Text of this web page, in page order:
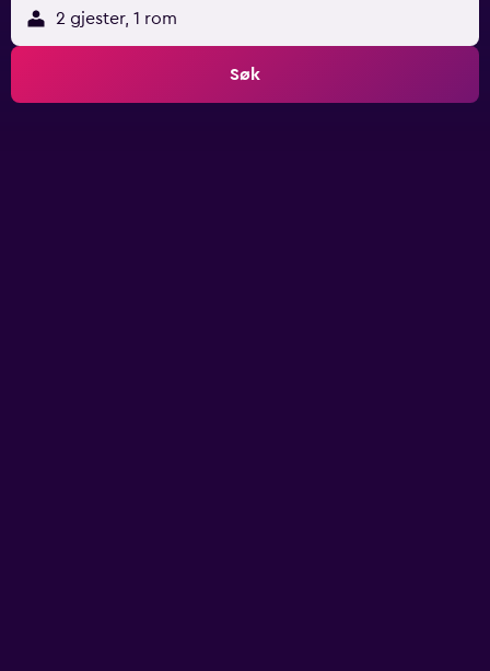
2 gjester, 1 rom
Søk